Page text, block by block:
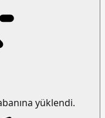
yüklendi.